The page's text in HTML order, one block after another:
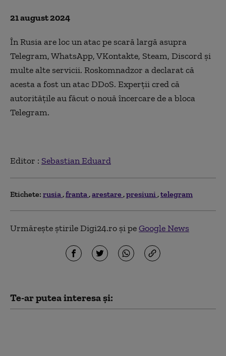
21 august 2024
În Rusia are loc un atac pe scară largă asupra
Telegram, WhatsApp, VKontakte, Steam, Discord și
multe alte servicii. Roskomnadzor a declarat că
acesta a fost un atac DDoS. Experții cred că
autoritățile au făcut o nouă încercare de a bloca
Telegram.
Editor : Sebastian Eduard
Etichete: rusia franta arestare presiuni telegram
Urmărește știrile Digi24.ro și peGoogle News
Te-ar putea interesa și: